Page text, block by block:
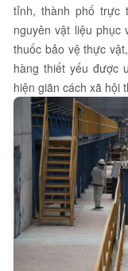
tỉnh, thành phố trực
nguyên vật liệu phục
thuốc bảo vệ thực
hàng thiết yếu được
hiện giãn cách xã hội